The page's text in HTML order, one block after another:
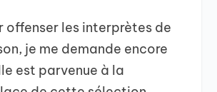
offenser les interprètes de
je me demande encore
est parvenue à la